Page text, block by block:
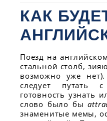
КАК
Поезд на
стальной столб,
возможно уже
следует путать
готовность узнать
слово было бы
знаменитые мемы,